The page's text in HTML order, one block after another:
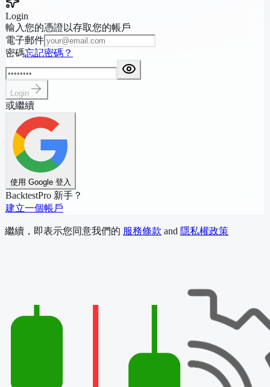
Login
輸入您的憑證以存取您的帳戶
電子郵件
密碼忘記密碼？
Login
或繼續
使用 Google 登入
BacktestPro 新手？
建立一個帳戶
繼續，即表示您同意我們的 服務條款 and 隱私權政策